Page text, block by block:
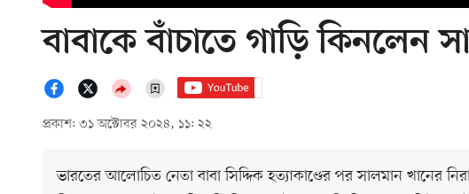
বাবাকে বাঁচাতে গাড়ি কিনলেন
প্রকাশ: ৩১ অক্টোবর ২০২৪, ১১: ২২
ভারতের আলোচিত নেতা বাবা সিদ্দিক হত্যাকাণ্ডের পর সালমান খানের